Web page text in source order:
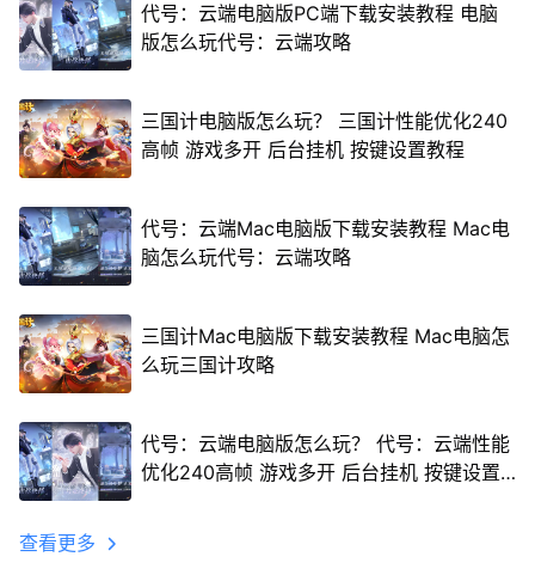
代号：云端电脑版PC端下载安装教程 电脑
版怎么玩代号：云端攻略
三国计电脑版怎么玩？ 三国计性能优化240
高帧 游戏多开 后台挂机 按键设置教程
代号：云端Mac电脑版下载安装教程 Mac电
脑怎么玩代号：云端攻略
三国计Mac电脑版下载安装教程 Mac电脑怎
么玩三国计攻略
代号：云端电脑版怎么玩？ 代号：云端性能
优化240高帧 游戏多开 后台挂机 按键设置
查看更多